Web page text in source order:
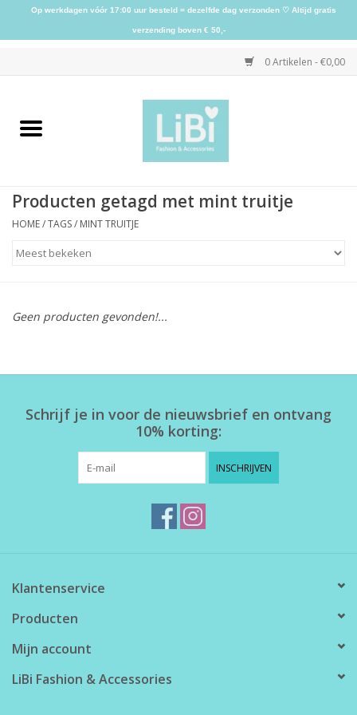
0 Artikelen - €0,00
Home
Schoenen
Herensokken
Producten getagd met mint truitje
HOME/TAGS/ MINT TRUITJE
Geen producten gevonden!...
Schrijf je in voor de nieuwsbrief en ontvang
10% korting:
INSCHRIJVEN
Klantenservice
Producten
Mijn account
LiBi Fashion & Accessories
Op werkdagen vóór 17:00 uur besteld = dezelfde dag verzonden ♡ Altijd gratis
verzending boven € 50,-